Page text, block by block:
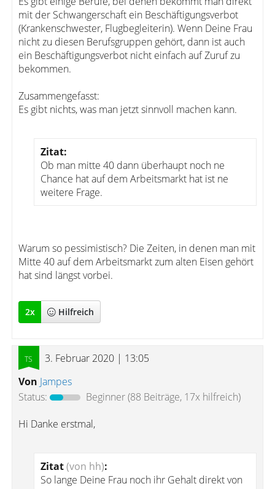
mit der Schwangerschaft ein Beschäftigungsverbot
(Krankenschwester, Flugbegleiterin). Wenn Deine Frau
nicht zu diesen Berufsgruppen gehört, dann ist auch
ein Beschäftigungsverbot nicht einfach auf Zuruf zu
bekommen.
Zusammengefasst:
Es gibt nichts, was man jetzt sinnvoll machen kann.
Zitat:
Ob man mitte 40 dann überhaupt noch ne
Chance hat auf dem Arbeitsmarkt hat ist ne
weitere Frage.
Warum so pessimistisch? Die Zeiten, in denen man mit
Mitte 40 auf dem Arbeitsmarkt zum alten Eisen gehört
hat sind längst vorbei.
2x Hilfreich
3. Februar 2020 | 13:05
Von Jampes
Status:
Beginner(88 Beiträge, 17x hilfreich)
Hi Danke erstmal,
Zitat(von hh):
So lange Deine Frau noch ihr Gehalt direkt von